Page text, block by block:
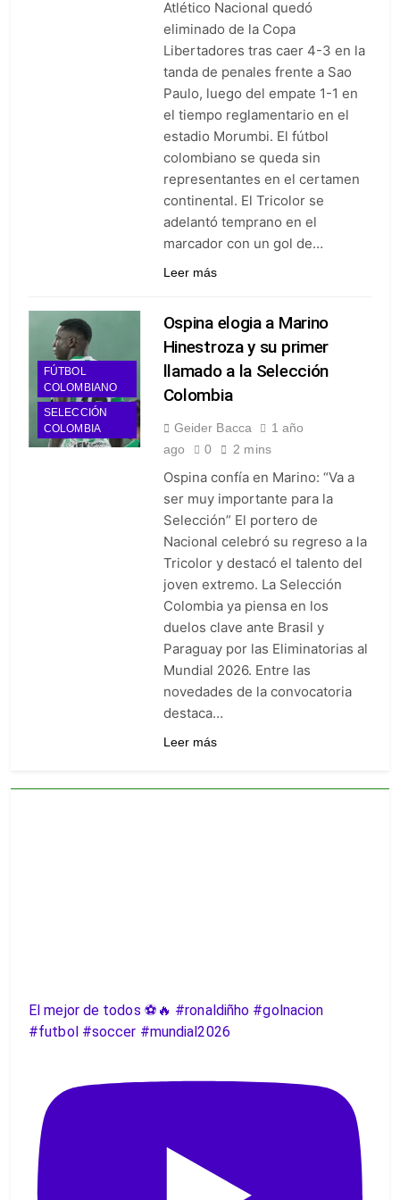
goleó 7-0 a Boyacá Chicó y es
líder de la Liga BetPlay
4 Días Ago
Vuelve la Premier League:
arranca el 21 de agosto con el
Arsenal campeón abriendo
ante el Coventry
4 Días Ago
Escándalo en Montería: el
debut de Nacional se suspendió
por disturbios cuando ganaba
3-0 a Jaguares
4 Días Ago
Atlético Nacional quedó
eliminado de la Copa
Libertadores tras caer 4-3 en la
tanda de penales frente a Sao
Paulo, luego del empate 1-1 en
el tiempo reglamentario en el
estadio Morumbi. El fútbol
colombiano se queda sin
representantes en el certamen
continental. El Tricolor se
adelantó temprano en el
marcador con un gol de…
Leer más
FÚTBOL
COLOMBIANO
SELECCIÓN
COLOMBIA
Ospina elogia a Marino
Hinestroza y su primer
llamado a la Selección
Colombia
Geider Bacca
1 año
ago
0 2 mins
Ospina confía en Marino: “Va a
ser muy importante para la
Selección” El portero de
Nacional celebró su regreso a la
Tricolor y destacó el talento del
joven extremo. La Selección
Colombia ya piensa en los
duelos clave ante Brasil y
Paraguay por las Eliminatorias al
Mundial 2026. Entre las
novedades de la convocatoria
destaca…
Leer más
El mejor de todos ⚽️🔥 #ronaldiñho #golnacion
#futbol #soccer #mundial2026